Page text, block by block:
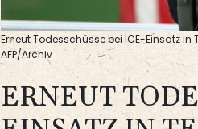
Erneut Todesschüsse bei ICE-Einsatz in
AFP/Archiv
ERNEUT